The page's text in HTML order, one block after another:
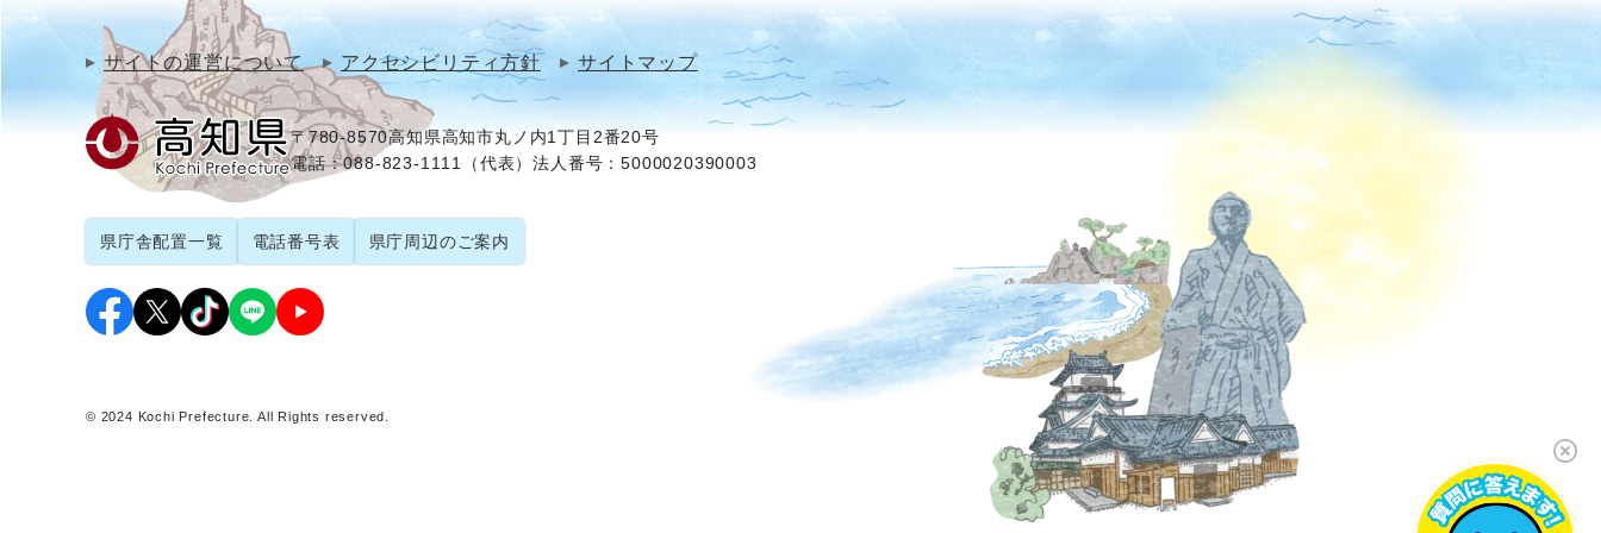
サイトの運営について アクセシビリティ方針 サイトマップ
〒780-8570高知県高知市丸ノ内1丁目2番20号
電話：088-823-1111（代表）法人番号：5000020390003
県庁舎配置一覧 電話番号表 県庁周辺のご案内
© 2024 Kochi Prefecture. All Rights reserved.